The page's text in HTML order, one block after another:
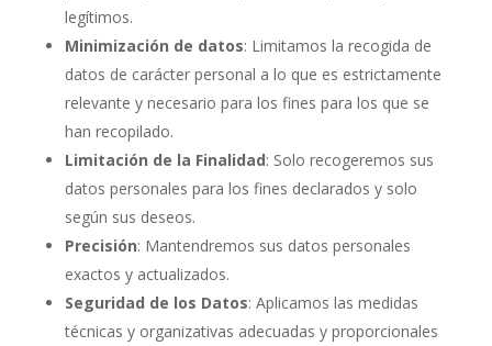
legítimos.
Minimización de datos: Limitamos la recogida de
datos de carácter personal a lo que es estrictamente
relevante y necesario para los fines para los que se
han recopilado.
Limitación de la Finalidad: Solo recogeremos sus
datos personales para los fines declarados y solo
según sus deseos.
Precisión: Mantendremos sus datos personales
exactos y actualizados.
Seguridad de los Datos: Aplicamos las medidas
técnicas y organizativas adecuadas y proporcionales